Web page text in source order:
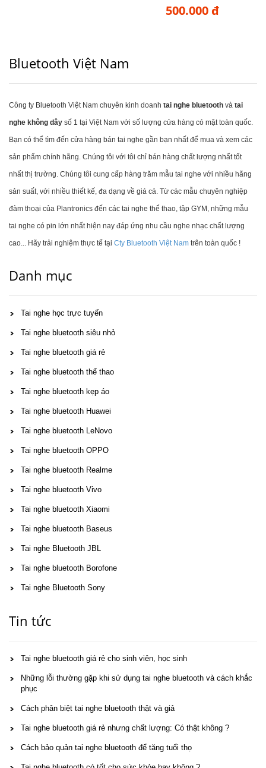
500.000 đ
Bluetooth Việt Nam
Công ty Bluetooth Việt Nam chuyên kinh doanh tai nghe bluetooth và tai
nghe không dây số 1 tại Việt Nam với số lượng cửa hàng có mặt toàn quốc.
Bạn có thể tìm đến cửa hàng bán tai nghe gần bạn nhất để mua và xem các
sản phẩm chính hãng. Chúng tôi với tôi chỉ bán hàng chất lượng nhất tốt
nhất thị trường. Chúng tôi cung cấp hàng trăm mẫu tai nghe với nhiều hãng
sản suất, với nhiều thiết kế, đa dạng về giá cả. Từ các mẫu chuyên nghiệp
đàm thoại của Plantronics đến các tai nghe thể thao, tập GYM, những mẫu
tai nghe có pin lớn nhất hiện nay đáp ứng nhu cầu nghe nhạc chất lượng
cao... Hãy trải nghiệm thực tế tại Cty Bluetooth Việt Nam trên toàn quốc !
Danh mục
Tai nghe học trực tuyến
Tai nghe bluetooth siêu nhỏ
Tai nghe bluetooth giá rẻ
Tai nghe bluetooth thể thao
Tai nghe bluetooth kẹp áo
Tai nghe bluetooth Huawei
Tai nghe bluetooth LeNovo
Tai nghe bluetooth OPPO
Tai nghe bluetooth Realme
Tai nghe bluetooth Vivo
Tai nghe bluetooth Xiaomi
Tai nghe bluetooth Baseus
Tai nghe Bluetooth JBL
Tai nghe bluetooth Borofone
Tai nghe Bluetooth Sony
Tin tức
Tai nghe bluetooth giá rẻ cho sinh viên, học sinh
Những lỗi thường gặp khi sử dụng tai nghe bluetooth và cách khắc
phục
Cách phân biệt tai nghe bluetooth thật và giả
Tai nghe bluetooth giá rẻ nhưng chất lượng: Có thật không ?
Cách bảo quản tai nghe bluetooth để tăng tuổi thọ